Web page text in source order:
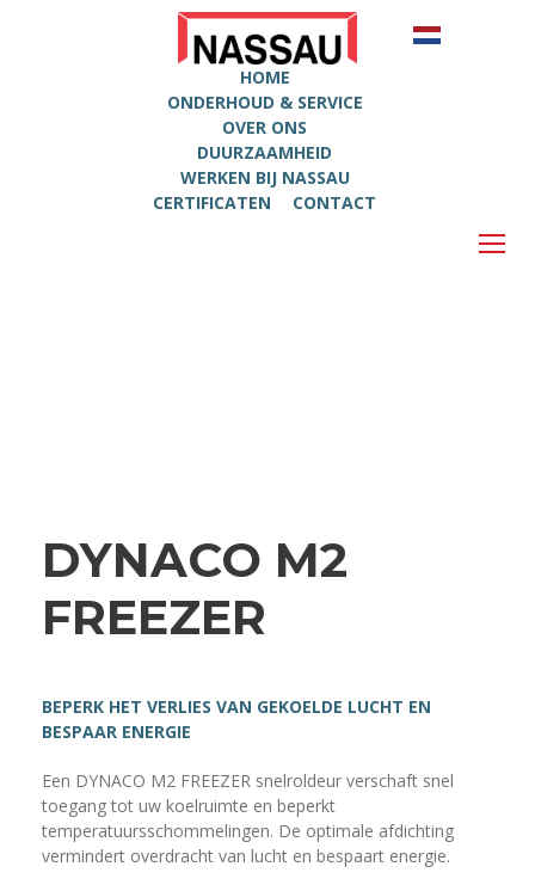
HOME
ONDERHOUD & SERVICE
OVER ONS
DUURZAAMHEID
WERKEN BIJ NASSAU
CERTIFICATEN
CONTACT
DYNACO M2
FREEZER
BEPERK HET VERLIES VAN GEKOELDE LUCHT EN
BESPAAR ENERGIE
Een DYNACO M2 FREEZER snelroldeur verschaft snel
toegang tot uw koelruimte en beperkt
temperatuursschommelingen. De optimale afdichting
vermindert overdracht van lucht en bespaart energie.